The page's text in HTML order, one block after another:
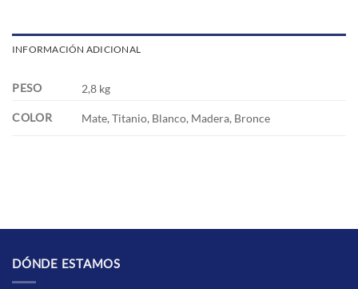
INFORMACIÓN ADICIONAL
PESO 2,8 kg
COLOR Mate, Titanio, Blanco, Madera, Bronce
DÓNDE ESTAMOS